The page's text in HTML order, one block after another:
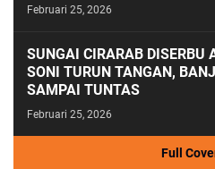
Februari 25, 2026
SUNGAI CIRARAB DISERBU
SONI TURUN TANGAN,
SAMPAI TUNTAS
Februari 25, 2026
Full